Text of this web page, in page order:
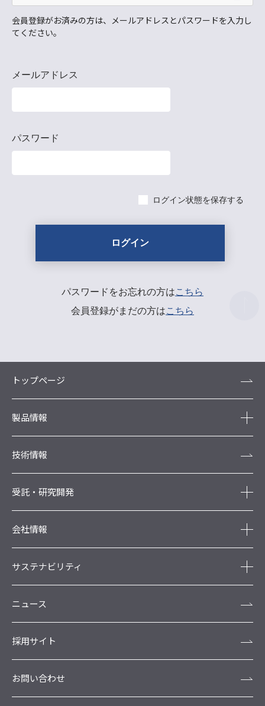
会員登録がお済みの方は、メールアドレスとパスワードを入力し
てください。
メールアドレス
パスワード
ログイン状態を保存する
パスワードをお忘れの方はこちら
会員登録がまだの方はこちら
トップページ
製品情報
技術情報
受託・研究開発
会社情報
サステナビリティ
ニュース
採用サイト
お問い合わせ